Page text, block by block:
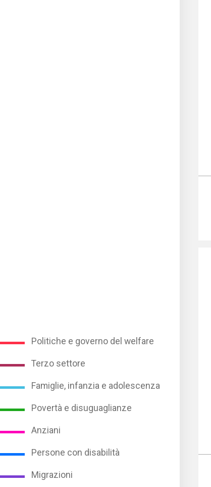
Politiche e governo del welfare
Terzo settore
Famiglie, infanzia e adolescenza
Povertà e disuguaglianze
Anziani
Persone con disabilità
Migrazioni